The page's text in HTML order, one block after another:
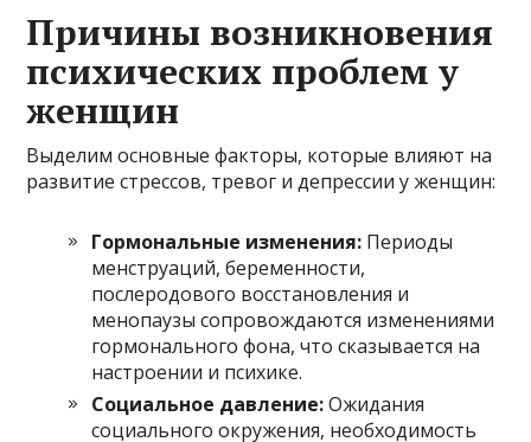
Причины возникновения
психических проблем у
женщин
Выделим основные факторы, которые влияют на
развитие стрессов, тревог и депрессии у женщин:
Гормональные изменения: Периоды
менструаций, беременности,
послеродового восстановления и
менопаузы сопровождаются изменениями
гормонального фона, что сказывается на
настроении и психике.
Социальное давление:Ожидания
социального окружения, необходимость